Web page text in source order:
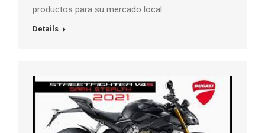
productos para su mercado local.
Details